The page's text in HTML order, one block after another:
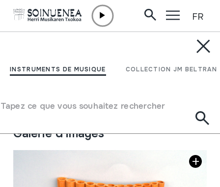
INSTRUMENTS DE MUSIQUE COLLECTION JM BELTRAN
Tapez ce que vous souhaitez rechercher
FR
NAI; PAN FLAUTA
Type d'instrument de musique
Aérophones
Galerie d'images